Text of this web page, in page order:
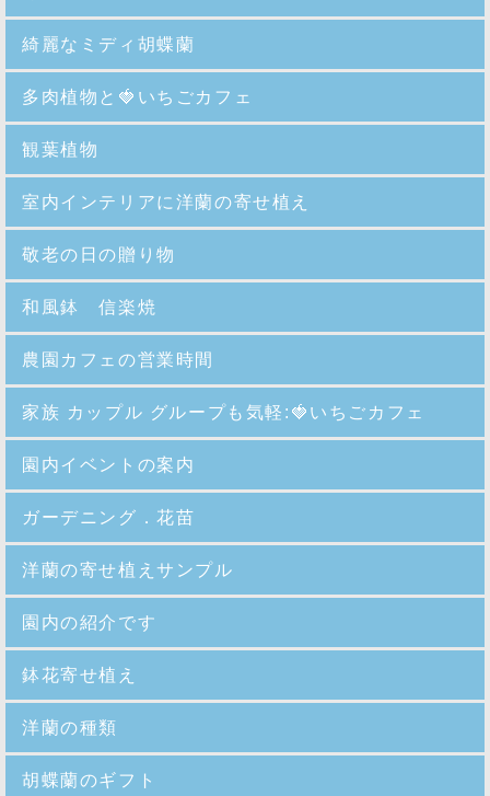
綺麗なミディ胡蝶蘭
多肉植物と🍓いちごカフェ
観葉植物
室内インテリアに洋蘭の寄せ植え
敬老の日の贈り物
和風鉢 信楽焼
農園カフェの営業時間
家族 カップル グループも気軽:🍓いちごカフェ
園内イベントの案内
ガーデニング．花苗
洋蘭の寄せ植えサンプル
園内の紹介 です
鉢花寄せ植え
洋蘭の種類
胡蝶蘭のギフト